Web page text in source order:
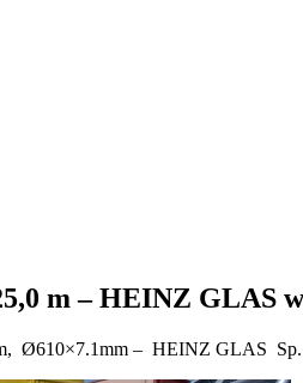
m – HEINZ GLAS
Ø610×7.1mm – HEINZ GLAS Sp.